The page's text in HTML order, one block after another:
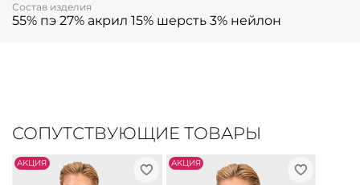
Состав изделия
55% пэ 27% акрил 15% шерсть 3% нейлон
СОПУТСТВУЮЩИЕ ТОВАРЫ
АKЦИЯ АKЦИЯ